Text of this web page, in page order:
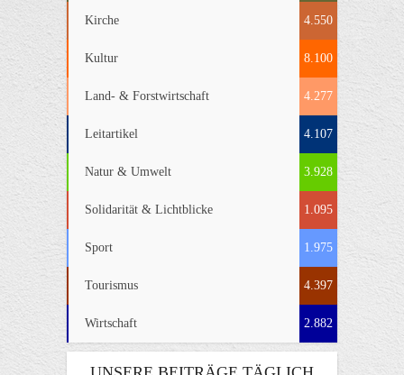
Kirche 4.550
Kultur 8.100
Land- & Forstwirtschaft 4.277
Leitartikel 4.107
Natur & Umwelt 3.928
Solidarität & Lichtblicke 1.095
Sport 1.975
Tourismus 4.397
Wirtschaft 2.882